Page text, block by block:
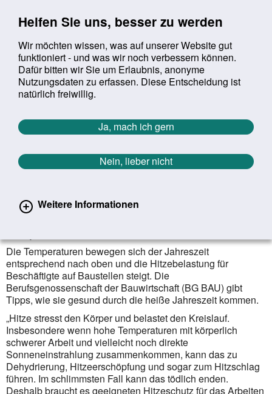
Helfen Sie uns, besser zu werden
Wir möchten wissen, was auf unserer Website gut
funktioniert - und was wir noch verbessern können.
Dafür bitten wir Sie um Erlaubnis, anonyme
Nutzungsdaten zu erfassen. Diese Entscheidung ist
natürlich freiwillig.
Ja, mach ich gern
Nein, lieber nicht
Weitere Informationen
Suchbegriff:
Sie befinden sich hier:
Startseite Aktuelles Aktuelle Meldungen
Aktuelle Meldungen
Zurück zur Übersicht
Hitze und Arbeiten auf dem Bau: Was
Die Temperaturen bewegen sich der Jahreszeit
entsprechend nach oben und die Hitzebelastung für
Beschäftigte auf Baustellen steigt. Die
Berufsgenossenschaft der Bauwirtschaft (BG BAU) gibt
Tipps, wie sie gesund durch die heiße Jahreszeit kommen.
„Hitze stresst den Körper und belastet den Kreislauf.
Insbesondere wenn hohe Temperaturen mit körperlich
schwerer Arbeit und vielleicht noch direkte
Sonneneinstrahlung zusammenkommen, kann das zu
Dehydrierung, Hitzeerschöpfung und sogar zum Hitzschlag
führen. Im schlimmsten Fall kann das tödlich enden.
Deshalb braucht es geeigneten Hitzeschutz für das Arbeiten